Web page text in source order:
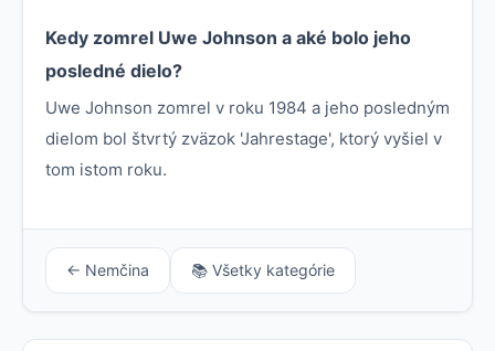
Kedy zomrel Uwe Johnson a aké bolo jeho
posledné dielo?
Uwe Johnson zomrel v roku 1984 a jeho posledným
dielom bol štvrtý zväzok 'Jahrestage', ktorý vyšiel v
tom istom roku.
← Nemčina 📚 Všetky kategórie